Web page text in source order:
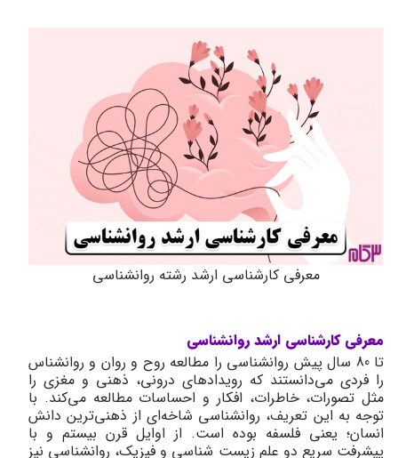
معرفی کارشناسی ارشد رشته روانشناسی
معرفی کارشناسی ارشد روانشناسی
تا 80 سال پیش روانشناسی را مطالعه روح و روان و روانشناس
را فردی می‌دانستند که رویداد‌های درونی،‌ ذهنی و مغزی را
مثل تصورات، خاطرات،‌ افکار و احساسات مطالعه می‌کند. با
توجه به این تعریف، روانشناسی شاخه‌ای از ذهنی‌ترین دانش
انسان؛ یعنی فلسفه بوده است. از اوایل قرن بیستم و با
پیشرفت سریع دو علم زیست ‌شناسی و فیزیک،‌ روانشناسی نیز